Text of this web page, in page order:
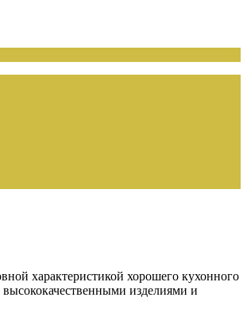
характеристикой хорошего кухонного
изделиями и